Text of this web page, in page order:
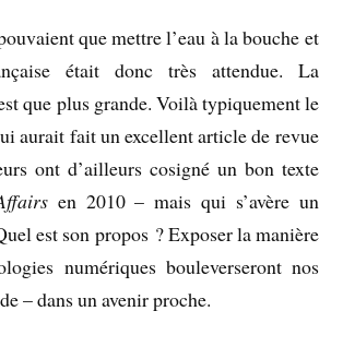
que mettre l’eau à la bouche et
était donc très attendue. La
que plus grande. Voilà typiquement le
aurait fait un excellent article de revue
ont d’ailleurs cosigné un bon texte
en 2010 – mais qui s’avère un
est son propos ? Exposer la manière
numériques bouleverseront nos
– dans un avenir proche.